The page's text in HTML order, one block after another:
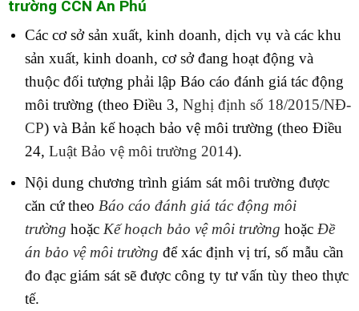
trường CCN An Phú
Các cơ sở sản xuất, kinh doanh, dịch vụ và các khu
sản xuất, kinh doanh, cơ sở đang hoạt động và
thuộc đối tượng phải lập Báo cáo đánh giá tác động
môi trường (theo Điều 3, Nghị định số 18/2015/NĐ-
CP) và Bản kế hoạch bảo vệ môi trường (theo Điều
24, Luật Bảo vệ môi trường 2014).
Nội dung chương trình giám sát môi trường được
căn cứ theo Báo cáo đánh giá tác động môi
trường hoặc Kế hoạch bảo vệ môi trường hoặc Đề
án bảo vệ môi trường để xác định vị trí, số mẫu cần
đo đạc giám sát sẽ được công ty tư vấn tùy theo thực
tế.